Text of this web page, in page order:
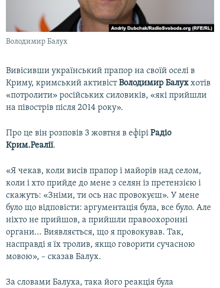
ВІДЕОУРОКИ «ELIFBE»
СВІДЧЕННЯ ОКУПАЦІЇ
УКРАЇНСЬКА ПРОБЛЕМА КРИМУ
Русский
Qırımtatar
Усі сайти RFE/RL
Володимир Балух
Вивісивши український прапор на своїй оселі в
Криму, кримський активістВолодимир Балух хотів
«потролити» російських силовиків, «які прийшли
на півострів після 2014 року».
Про це він розповів 3 жовтня в ефірі Радіо
Крим.Реалії.
«Я чекав, коли висів прапор і майорів над селом,
коли і хто прийде до мене з селян із претензією і
скажуть: «Зніми, ти ось нас провокуєш». У мене
було що відповісти: аргументація була, все було. Але
ніхто не прийшов, а прийшли правоохоронні
органи... Виявляється, що я провокував. Так,
насправді я їх тролив, якщо говорити сучасною
мовою», – сказав Балух.
За словами Балуха, така його реакція була